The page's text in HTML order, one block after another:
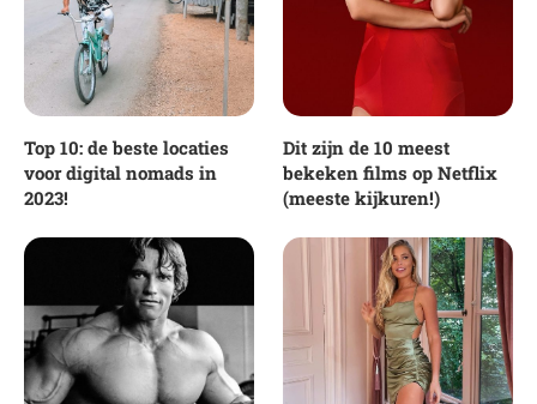
Top 10: de beste locaties
voor digital nomads in
2023!
Dit zijn de 10 meest
bekeken films op Netflix
(meeste kijkuren!)